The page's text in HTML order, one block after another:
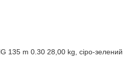
135 m 0.30 28,00 kg, сіро-зелений